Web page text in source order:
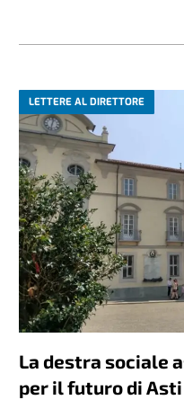
LETTERE AL DIRETTORE
La destra sociale
per il futuro di Asti